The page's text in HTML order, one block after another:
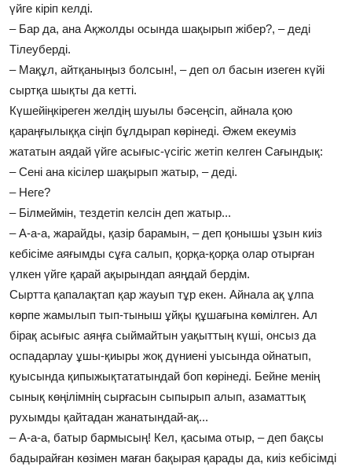
үйге кіріп келді.
– Бар да, ана Ақжолды осында шақырып жібер?, – деді
Тілеуберді.
– Мақұл, айтқаныңыз болсын!, – деп ол басын изеген күйі
сыртқа шықты да кетті.
Күшейіңкіреген желдің шуылы бәсеңсіп, айнала қою
қараңғылыққа сіңіп бұлдырап көрінеді. Әжем екеуміз
жататын аядай үйге асығыс-үсігіс жетіп келген Сағындық:
– Сені ана кісілер шақырып жатыр, – деді.
– Неге?
– Білмеймін, тездетіп келсін деп жатыр...
– А-а-а, жарайды, қазір барамын, – деп қонышы ұзын киіз
кебісіме аяғымды сұға салып, қорқа-қорқа олар отырған
үлкен үйге қарай ақырындап аяңдай бердім.
Сыртта қапалақтап қар жауып тұр екен. Айнала ақ ұлпа
көрпе жамылып тып-тыныш ұйқы құшағына көмілген. Ал
бірақ асығыс аяңға сыймайтын уақыттың күші, онсыз да
оспадарлау ұшы-қиыры жоқ дүниені уысында ойнатып,
қуысында қипыжықтататындай боп көрінеді. Бейне менің
сынық көңілімнің сырғасын сыпырып алып, азаматтық
рухымды қайтадан жанатындай-ақ...
– А-а-а, батыр бармысың! Кел, қасыма отыр, – деп бақсы
бадырайған көзімен маған бақырая қарады да, киіз кебісімді